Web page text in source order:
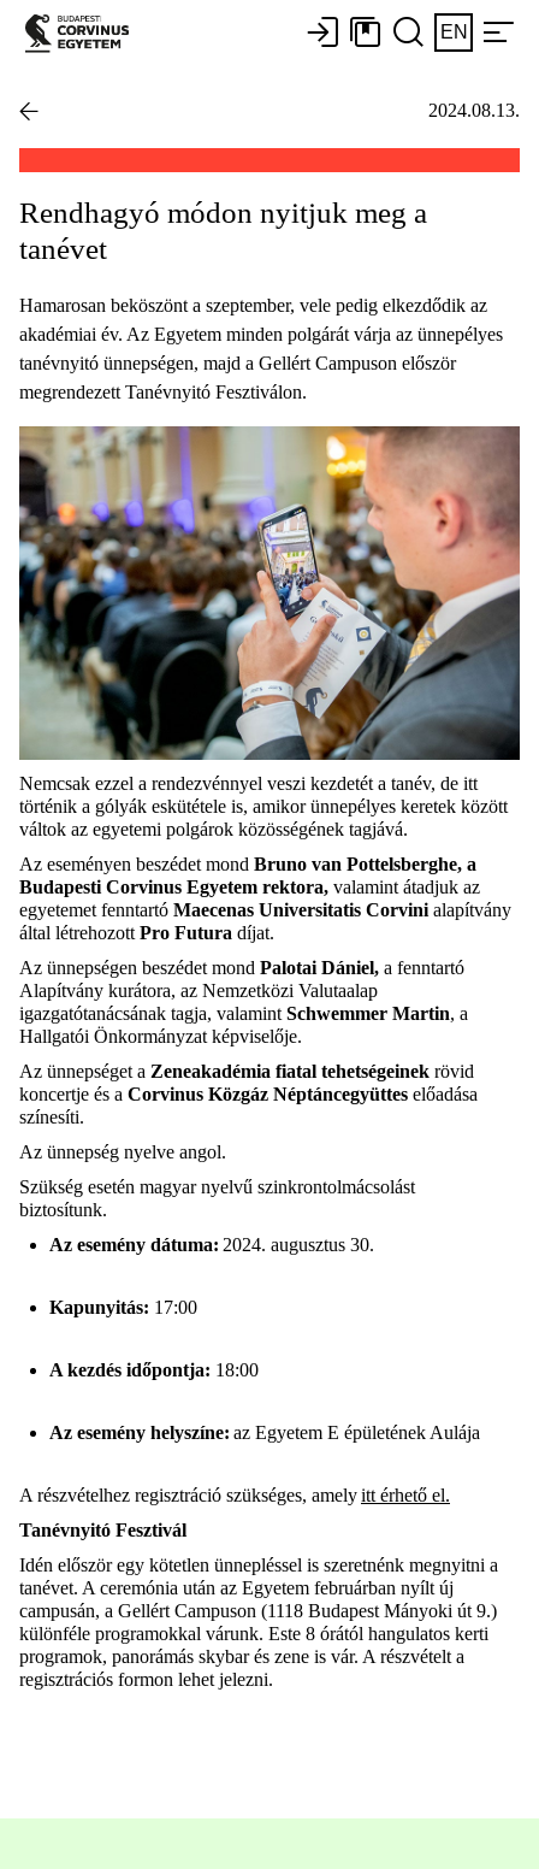
EN
2024.08.13.
Rendhagyó módon nyitjuk meg a
tanévet
Hamarosan beköszönt a szeptember, vele pedig elkezdődik az
akadémiai év. Az Egyetem minden polgárát várja az ünnepélyes
tanévnyitó ünnepségen, majd a Gellért Campuson először
megrendezett Tanévnyitó Fesztiválon.
Nemcsak ezzel a rendezvénnyel veszi kezdetét a tanév, de itt
történik a gólyák eskütétele is, amikor ünnepélyes keretek között
váltok az egyetemi polgárok közösségének tagjává.
Az eseményen beszédet mond Bruno van Pottelsberghe, a
Budapesti Corvinus Egyetem rektora, valamint átadjuk az
egyetemet fenntartó Maecenas Universitatis Corvini alapítvány
által létrehozott Pro Futura díjat.
Az ünnepségen beszédet mond Palotai Dániel, a fenntartó
Alapítvány kurátora, az Nemzetközi Valutaalap
igazgatótanácsának tagja, valamint Schwemmer Martin, a
Hallgatói Önkormányzat képviselője.
Az ünnepséget a Zeneakadémia fiatal tehetségeinek rövid
koncertje és a Corvinus Közgáz Néptáncegyüttes előadása
színesíti.
Az ünnepség nyelve angol.
Szükség esetén magyar nyelvű szinkrontolmácsolást
biztosítunk.
Az esemény dátuma: 2024. augusztus 30.
Kapunyitás: 17:00
A kezdés időpontja: 18:00
Az esemény helyszíne: az Egyetem E épületének Aulája
A részvételhez regisztráció szükséges, amelyitt érhető el.
Tanévnyitó Fesztivál
Idén először egy kötetlen ünnepléssel is szeretnénk megnyitni a
tanévet. A ceremónia után az Egyetem februárban nyílt új
campusán, a Gellért Campuson (1118 Budapest Mányoki út 9.)
különféle programokkal várunk. Este 8 órától hangulatos kerti
programok, panorámás skybar és zene is vár. A részvételt a
regisztrációs formon lehet jelezni.